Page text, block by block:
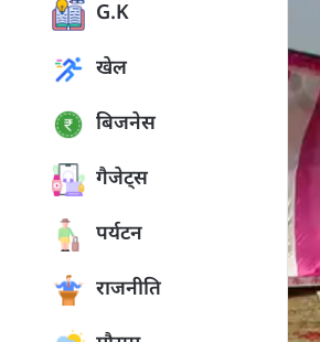
G.K
खेल
बिजनेस
गैजेट्स
पर्यटन
राजनीति